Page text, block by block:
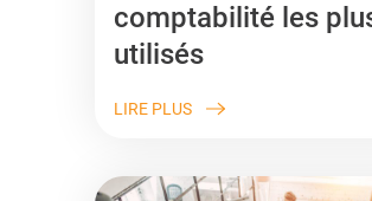
comptabilité les
utilisés
LIRE PLUS